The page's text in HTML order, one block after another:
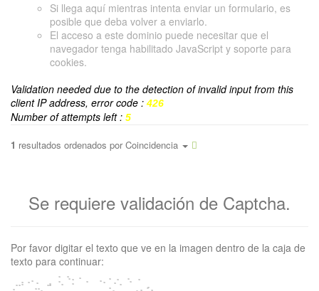
Si llega aquí mientras intenta enviar un formulario, es
posible que deba volver a enviarlo.
El acceso a este dominio puede necesitar que el
navegador tenga habilitado JavaScript y soporte para
cookies.
Validation needed due to the detection of invalid input from this
client IP address, error code : 426
Number of attempts left : 5
1 resultados ordenados por Coincidencia
Se requiere validación de Captcha.
Por favor digitar el texto que ve en la imagen dentro de la caja de
texto para continuar: